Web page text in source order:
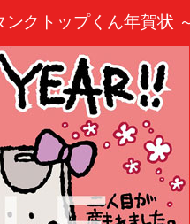
クトップくん年賀状